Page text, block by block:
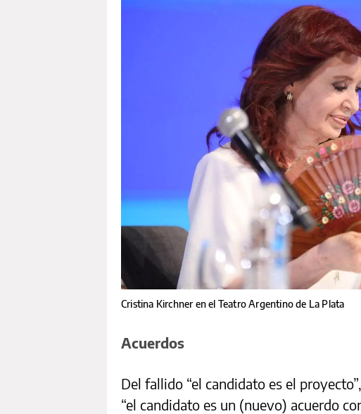
Cristina Kirchner en el Teatro Argentino de La Plata
Acuerdos
Del fallido “el candidato es el
“el candidato es un (nuevo) acuerdo